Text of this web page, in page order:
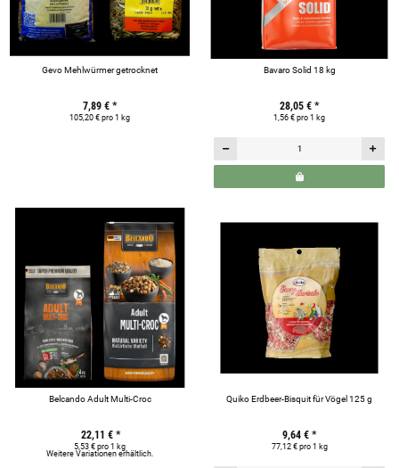
Gevo Mehlwürmer getrocknet
7,89 € *
105,20 € pro 1 kg
Bavaro Solid 18 kg
28,05 € *
1,56 € pro 1 kg
Belcando Adult Multi-Croc
22,11 €*
5,53 € pro 1 kg
Weitere Variationen erhältlich.
Quiko Erdbeer-Bisquit für Vögel 125 g
9,64 € *
77,12 € pro 1 kg